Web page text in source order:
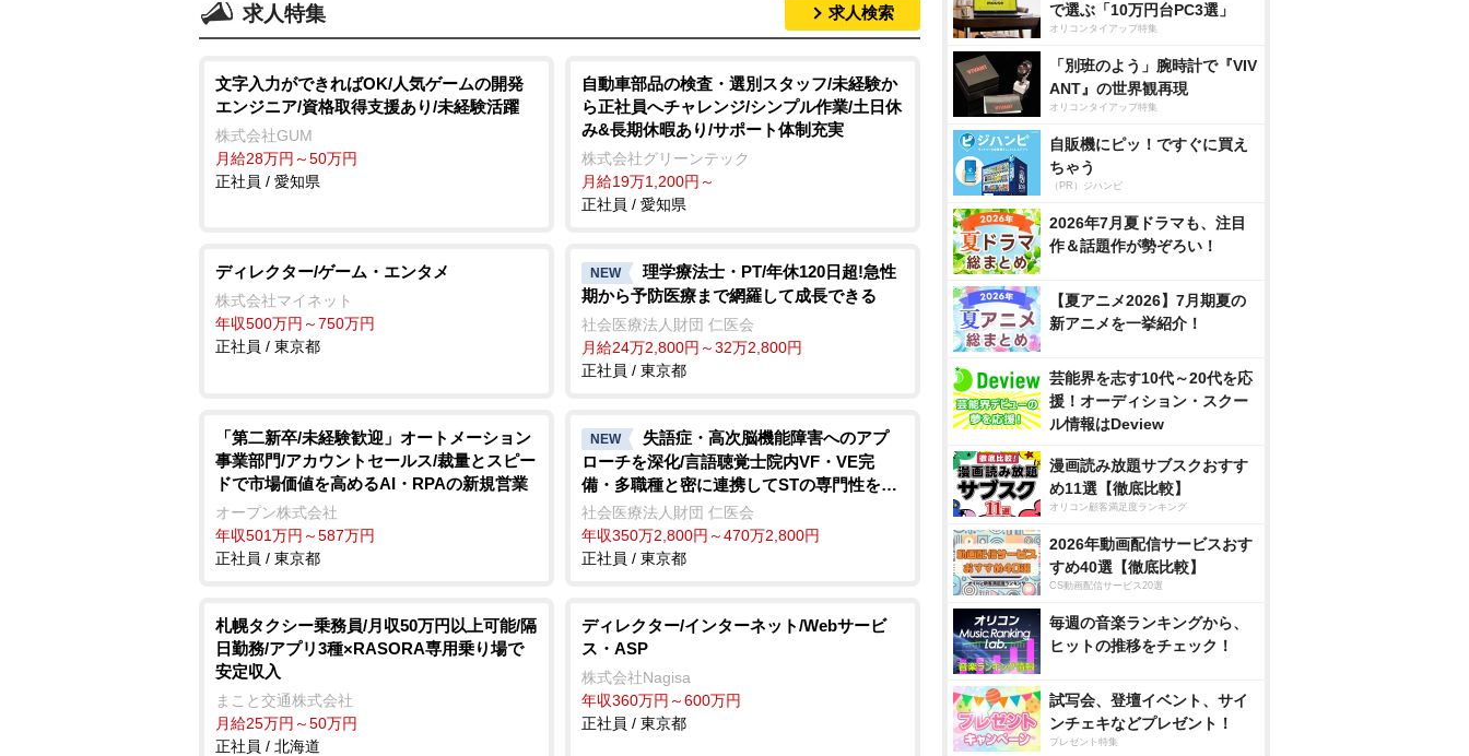
求人特集 求人検索
文字入力ができればOK/人気ゲームの開発
エンジニア/資格取得支援あり/未経験活躍
株式会社GUM
月給28万円～50万円
正社員 / 愛知県
自動車部品の検査・選別スタッフ/未経験か
ら正社員へチャレンジ/シンプル作業/土日休
み&長期休暇あり/サポート体制充実
株式会社グリーンテック
月給19万1,200円～
正社員 / 愛知県
ディレクター/ゲーム・エンタメ
株式会社マイネット
年収500万円～750万円
正社員 / 東京都
NEW
理学療法士・PT/年休120日超!急性
期から予防医療まで網羅して成長できる
社会医療法人財団 仁医会
月給24万2,800円～32万2,800円
正社員 / 東京都
「第二新卒/未経験歓迎」オートメーション
事業部門/アカウントセールス/裁量とスピー
ドで市場価値を高めるAI・RPAの新規営業
オープン株式会社
年収501万円～587万円
正社員 / 東京都
NEW
失語症・高次脳機能障害へのアプ
ローチを深化/言語聴覚士院内VF・VE完
備・多職種と密に連携してSTの専門性を追
求できる環境
社会医療法人財団 仁医会
年収350万2,800円～470万2,800円
正社員 / 東京都
札幌タクシー乗務員/月収50万円以上可能/隔
日勤務/アプリ3種×RASORA専用乗り場で
安定収入
まこと交通株式会社
月給25万円～50万円
正社員 / 北海道
ディレクター/インターネット/Webサービ
ス・ASP
株式会社Nagisa
年収360万円～600万円
正社員 / 東京都
で選ぶ「10万円台PC3選」
オリコンタイアップ特集
「別班のよう」腕時計で『VIV
ANT』の世界観再現
オリコンタイアップ特集
自販機にピッ！ですぐに買え
ちゃう
（PR）ジハンピ
2026年7月夏ドラマも、注目
作＆話題作が勢ぞろい！
【夏アニメ2026】7月期夏の
新アニメを一挙紹介！
芸能界を志す10代～20代を応
援！オーディション・スクー
ル情報はDeview
漫画読み放題サブスクおすす
め11選【徹底比較】
オリコン顧客満足度ランキング
2026年動画配信サービスおす
すめ40選【徹底比較】
CS動画配信サービス20選
毎週の音楽ランキングから、
ヒットの推移をチェック！
試写会、登壇イベント、サイ
ンチェキなどプレゼント！
プレゼント特集